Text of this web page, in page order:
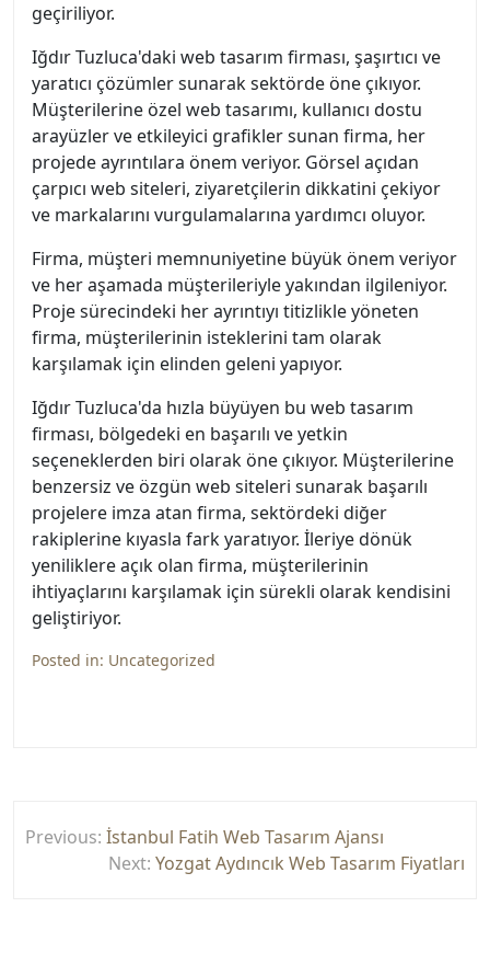
geçiriliyor.
Iğdır Tuzluca'daki web tasarım firması, şaşırtıcı ve
yaratıcı çözümler sunarak sektörde öne çıkıyor.
Müşterilerine özel web tasarımı, kullanıcı dostu
arayüzler ve etkileyici grafikler sunan firma, her
projede ayrıntılara önem veriyor. Görsel açıdan
çarpıcı web siteleri, ziyaretçilerin dikkatini çekiyor
ve markalarını vurgulamalarına yardımcı oluyor.
Firma, müşteri memnuniyetine büyük önem veriyor
ve her aşamada müşterileriyle yakından ilgileniyor.
Proje sürecindeki her ayrıntıyı titizlikle yöneten
firma, müşterilerinin isteklerini tam olarak
karşılamak için elinden geleni yapıyor.
Iğdır Tuzluca'da hızla büyüyen bu web tasarım
firması, bölgedeki en başarılı ve yetkin
seçeneklerden biri olarak öne çıkıyor. Müşterilerine
benzersiz ve özgün web siteleri sunarak başarılı
projelere imza atan firma, sektördeki diğer
rakiplerine kıyasla fark yaratıyor. İleriye dönük
yeniliklere açık olan firma, müşterilerinin
ihtiyaçlarını karşılamak için sürekli olarak kendisini
geliştiriyor.
Posted in: Uncategorized
gezinmesi
Previous: İstanbul Fatih Web Tasarım Ajansı
Next: Yozgat Aydıncık Web Tasarım Fiyatları